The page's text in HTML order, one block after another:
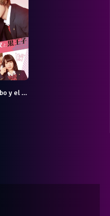
5.9La Chica Lobo y el Príncipe Negro